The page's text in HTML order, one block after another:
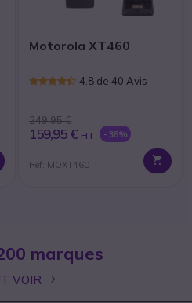
Motorola XT460
4.8 de 40 Avis
249,95 €
159,95 € HT -36%
Ref: MOXT460
marques
VOIR